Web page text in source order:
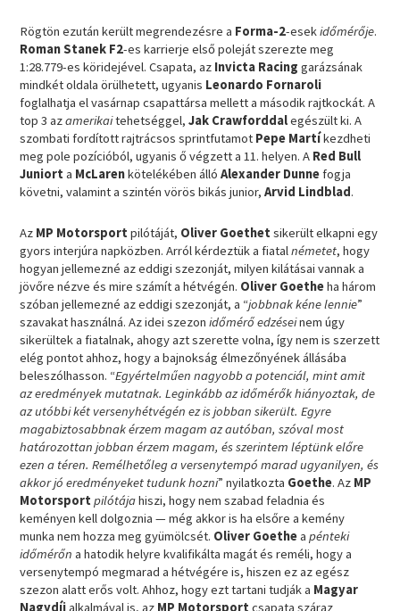
Rögtön ezután került megrendezésre a Forma-2-esekidőmérője.
Roman Stanek F2-es karrierje első poleját szerezte meg
1:28.779-es köridejével. Csapata, az Invicta Racing garázsának
mindkét oldala örülhetett, ugyanis Leonardo Fornaroli
foglalhatja el vasárnap csapattársa mellett a második rajtkockát. A
top 3 azamerikaitehetséggel,Jak Crawforddalegészült ki. A
szombati fordított rajtrácsos sprintfutamot Pepe Martíkezdheti
meg pole pozícióból, ugyanis ő végzett a 11. helyen. A Red Bull
Juniort a McLarenkötelékében állóAlexander Dunnefogja
követni, valamint a szintén vörös bikás junior,Arvid Lindblad.
Az MP Motorsport pilótáját, Oliver Goethet sikerült elkapni egy
gyors interjúra napközben. Arról kérdeztük a fiatalnémetet, hogy
hogyan jellemezné az eddigi szezonját, milyen kilátásai vannak a
jövőre nézve és mire számít a hétvégén. Oliver Goetheha három
szóban jellemezné az eddigi szezonját, a “jobbnak kéne lennie”
szavakat használná. Az idei szezonidőmérő edzéseinem úgy
sikerültek a fiatalnak, ahogy azt szerette volna, így nem is szerzett
elég pontot ahhoz, hogy a bajnokság élmezőnyének állásába
beleszólhasson. “Egyértelműen nagyobb a potenciál, mint amit
az eredmények mutatnak. Leginkább az időmérők hiányoztak, de
az utóbbi két versenyhétvégén ez is jobban sikerült. Egyre
magabiztosabbnak érzem magam az autóban, szóval most
határozottan jobban érzem magam, és szerintem léptünk előre
ezen a téren. Remélhetőleg a versenytempó marad ugyanilyen, és
akkor jó eredményeket tudunk hozni” nyilatkozta Goethe. Az MP
Motorsport pilótájahiszi, hogy nem szabad feladnia és
keményen kell dolgoznia — még akkor is ha elsőre a kemény
munka nem hozza meg gyümölcsét. Oliver Goetheapénteki
időmérőn a hatodik helyre kvalifikálta magát és reméli, hogy a
versenytempó megmarad a hétvégére is, hiszen ez az egész
szezon alatt erős volt. Ahhoz, hogy ezt tartani tudják a Magyar
Nagydíjalkalmával is, az MP Motorsport csapata száraz